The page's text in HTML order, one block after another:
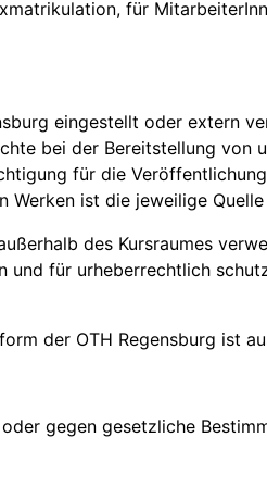
für
eingestellt oder extern
bei der Bereitstellung von
für die
ist die jeweilige
des Kursraumes
für urheberrechtlich
der OTH Regensburg ist
gegen gesetzliche